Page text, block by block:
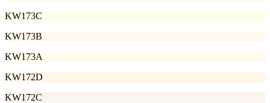
KW173C
KW173B
KW173A
KW172D
KW172C